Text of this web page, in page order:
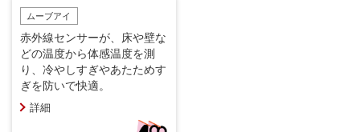
ムーブアイ
赤外線センサーが、床や壁な
どの温度から体感温度を測
り、冷やしすぎやあたためす
ぎを防いで快適。
詳細